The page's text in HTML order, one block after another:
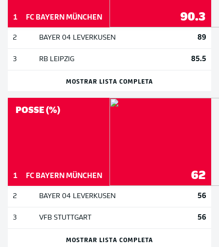
1 FC BAYERN MÜNCHEN 90.3
2 BAYER 04 LEVERKUSEN 89
3 RB LEIPZIG 85.5
MOSTRAR LISTA COMPLETA
POSSE (%)
1 FC BAYERN MÜNCHEN 62
2 BAYER 04 LEVERKUSEN 56
3 VFB STUTTGART 56
MOSTRAR LISTA COMPLETA